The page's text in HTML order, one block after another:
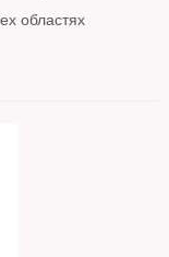
областях